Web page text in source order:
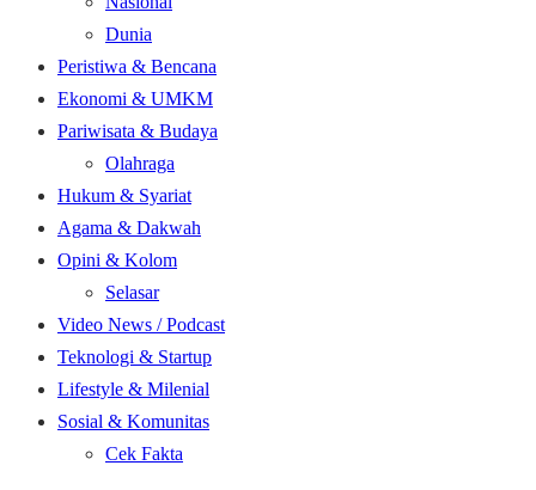
Dunia
Peristiwa & Bencana
Ekonomi & UMKM
Pariwisata & Budaya
Olahraga
Hukum & Syariat
Agama & Dakwah
Opini & Kolom
Selasar
Video News / Podcast
Teknologi & Startup
Lifestyle & Milenial
Sosial & Komunitas
Cek Fakta